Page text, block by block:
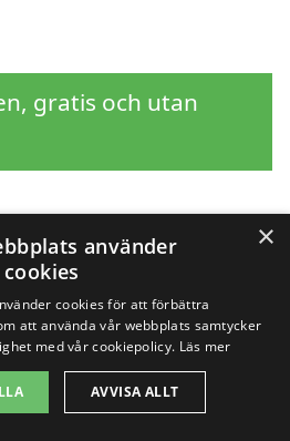
gratis och utan
för
i
nära
×
använder
cookies
cookies för att förbättra
att använda vår webbplats samtycker
med vår cookiepolicy. Läs mer
AVVISA ALLT